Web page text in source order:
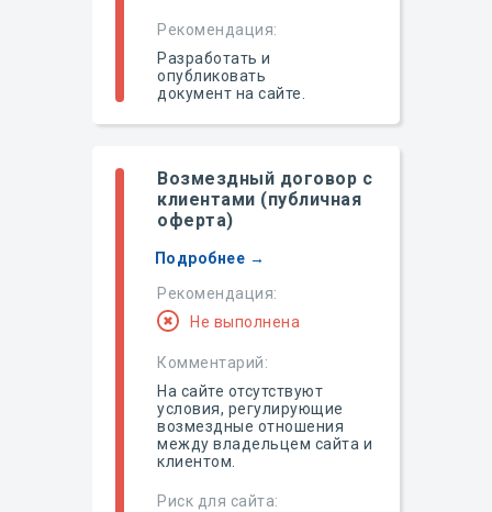
Рекомендация:
Разработать и
опубликовать
документ на сайте.
Возмездный договор с
клиентами (публичная
оферта)
Рекомендация:
Комментарий:
Риск для сайта:
Не выполнена
Подробнее →
На сайте отсутствуют
условия, регулирующие
возмездные отношения
между владельцем сайта и
клиентом.